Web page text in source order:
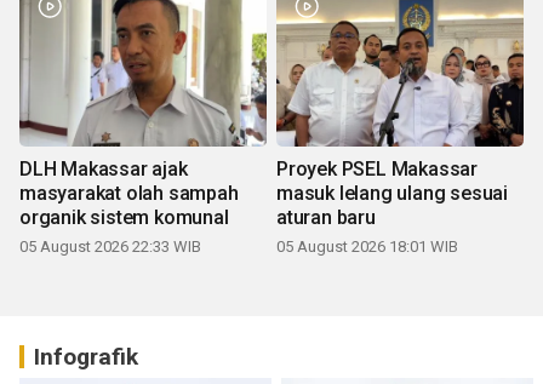
DLH Makassar ajak
masyarakat olah sampah
organik sistem komunal
05 August 2026 22:33 WIB
Proyek PSEL Makassar
masuk lelang ulang sesuai
aturan baru
05 August 2026 18:01 WIB
Infografik